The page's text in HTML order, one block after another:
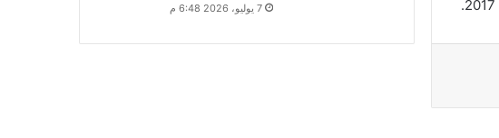
7 يوليو، 2026 6:48 م